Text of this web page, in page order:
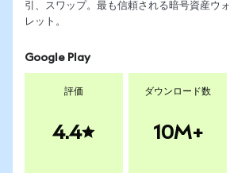
引、スワップ。最も信頼される暗号資産ウォ
レット。
Google Play
評価
4.4
ダウンロード数
10M+